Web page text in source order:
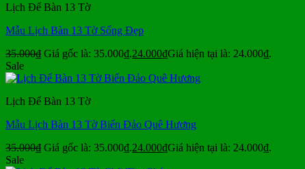
Lịch Để Bàn 13 Tờ
Mẫu Lịch Bàn 13 Tờ Sống Đẹp
35.000₫ Giá gốc là: 35.000₫.24.000₫Giá hiện tại là: 24.000₫.
Sale
Lịch Để Bàn 13 Tờ
Mẫu Lịch Bàn 13 Tờ Biển Đảo Quê Hương
35.000₫ Giá gốc là: 35.000₫.24.000₫Giá hiện tại là: 24.000₫.
Sale